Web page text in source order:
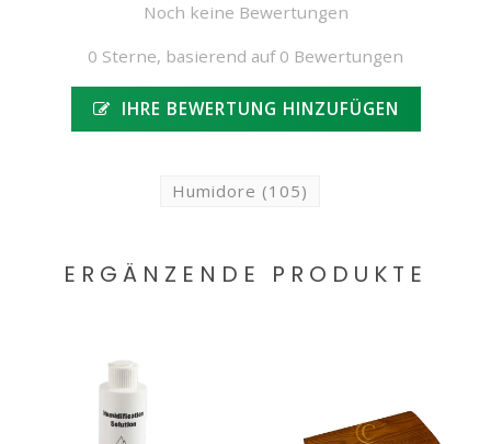
Noch keine Bewertungen
0 Sterne, basierend auf 0 Bewertungen
IHRE BEWERTUNG HINZUFÜGEN
Humidore (105)
ERGÄNZENDE PRODUKTE